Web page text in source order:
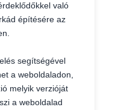
való
építésére az
segítségével
a weboldaladon,
melyik verzióját
a weboldalad